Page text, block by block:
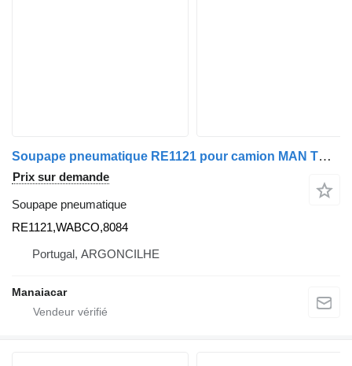
Soupape pneumatique RE1121 pour camion MAN TGA | 00
Prix sur demande
Soupape pneumatique
RE1121,WABCO,8084
Portugal, ARGONCILHE
Manaiacar